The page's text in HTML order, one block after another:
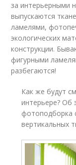
за интерьерными
выпускаются
ламелями,
экологических
конструкции.
фигурными
разбегаются!
Как же будут
интерьере? Об
вертикальных